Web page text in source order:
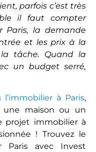
parfois c’est très
il faut compter
Paris, la demande
et les prix à la
tâche. Quand la
un budget serré,
à Paris,
une maison ou un
projet immobilier à
! Trouvez le
Paris avec Invest